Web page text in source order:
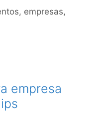
, empresas,
empresa